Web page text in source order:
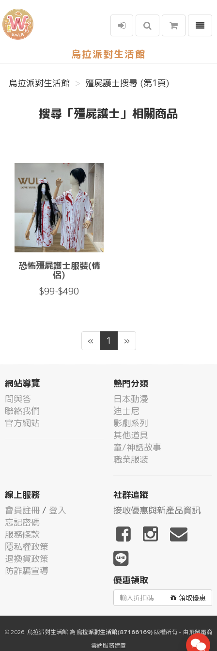
烏拉派對生活館
選單
烏拉派對生活館 殭屍護士搜尋 (第1頁)
搜尋「殭屍護士」相關商品
恐怖殭屍護士服裝(情
侶)
$99-$490
« 1 »
網站導覽
問與答
聯絡我們
官方網站
熱門分類
日本動漫
迪士尼
影劇系列
其他道具
童/神話故事
職業服裝
線上服務
會員註冊 / 登入
忘記密碼
服務條款
隱私權政策
退換貨政策
防詐騙宣導
社群追蹤
接收優惠與新產品資訊
優惠領取
領取優惠
© 2026. 烏拉派對生活館 為 烏拉派對生活館(87166169)版權所有 - 由飛鼠電商
雲端服務建置